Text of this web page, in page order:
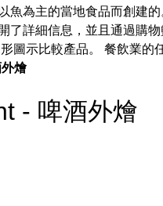
魚為主的當地食品而創建
了詳細信息，並且通過購
圖示比較產品。 餐飲業的
燴
- 啤酒外燴